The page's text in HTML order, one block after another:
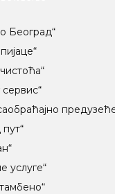
Београд“
услуге“